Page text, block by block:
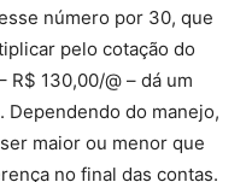
número por 30, que
pelo cotação do
R$ 130,00/@ – dá um
Dependendo do manejo,
maior ou menor que
no final das contas.